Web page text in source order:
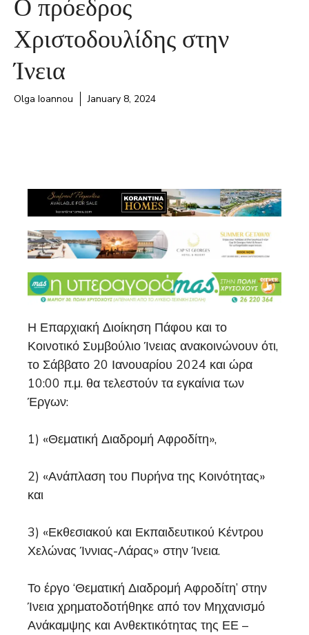
Χριστοδουλίδης στην
Ίνεια
Olga Ioannou January 8, 2024
Η Επαρχιακή Διοίκηση Πάφου και το
Κοινοτικό Συμβούλιο Ίνειας ανακοινώνουν ότι,
το Σάββατο 20 Ιανουαρίου 2024 και ώρα
10:00 π.μ. θα τελεστούν τα εγκαίνια των
Έργων:
1) «Θεματική Διαδρομή Αφροδίτη»,
2) «Ανάπλαση του Πυρήνα της Κοινότητας»
και
3) «Εκθεσιακού και Εκπαιδευτικού Κέντρου
Χελώνας Ίννιας-Λάρας» στην Ίνεια.
Το έργο ‘Θεματική Διαδρομή Αφροδίτη’ στην
Ίνεια χρηματοδοτήθηκε από τον Μηχανισμό
Ανάκαμψης και Ανθεκτικότητας της ΕΕ –